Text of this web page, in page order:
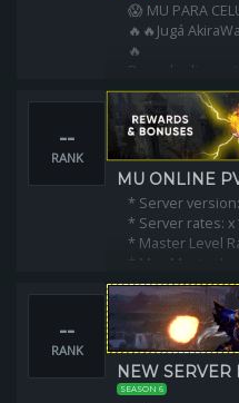
😱 MU PARA
🔥🔥Jugá
🔥
Drop de
mapas!!!
Te esperamos,
trae a todos tus
--
RANK
MU ONLINE
* Server
* Server rates:
* Master Level
* Max Master
* Max Reset: 50
* Max stats :
--
RANK
NEW
SEASON 6